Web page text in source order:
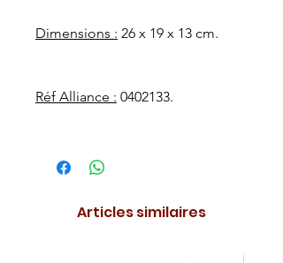
Dimensions : 26 x 19 x 13 cm.
Réf Alliance : 0402133.
Articles similaires